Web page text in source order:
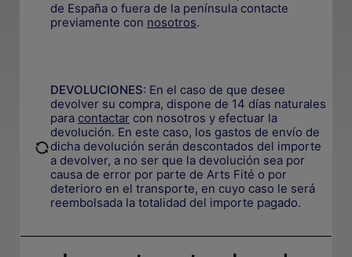
de España o fuera de la península contacte
previamente con nosotros.
DEVOLUCIONES: En el caso de que desee
devolver su compra, dispone de 14 días naturales
para contactar con nosotros y efectuar la
devolución. En este caso, los gastos de envío de
dicha devolución serán descontados del importe
a devolver, a no ser que la devolución sea por
causa de error por parte de Arts Fité o por
deterioro en el transporte, en cuyo caso le será
reembolsada la totalidad del importe pagado.